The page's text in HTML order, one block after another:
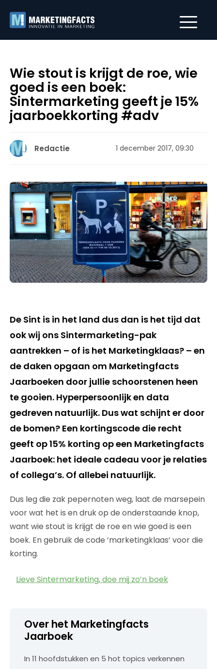
Wie stout is krijgt de roe, wie
goed is een boek:
Sintermarketing geeft je 15%
jaarboekkorting #adv
Redactie 1 december 2017, 09:30
De Sint is in het land dus dan is het tijd dat
ook wij ons Sintermarketing-pak
aantrekken – of is het Marketingklaas? – en
de daken opgaan om Marketingfacts
Jaarboeken door jullie schoorstenen heen
te gooien. Hyperpersoonlijk en data
gedreven natuurlijk. Dus wat schijnt er door
de bomen? Een kortingscode die recht
geeft op 15% korting op een Marketingfacts
Jaarboek: het ideale cadeau voor je relaties
of collega’s. Of allebei natuurlijk.
Dus leg die zak pepernoten weg, laat de marsepein
voor wat het is en druk op de onderstaande knop,
want wie stout is krijgt de roe en wie goed is een
boek. En gebruik de code ‘marketingklaas’ voor die
korting.
Lieve Sintermarketing, doe mij zo’n boek
Over het Marketingfacts
Jaarboek
In 11 hoofdstukken en 5 hot topics verkennen